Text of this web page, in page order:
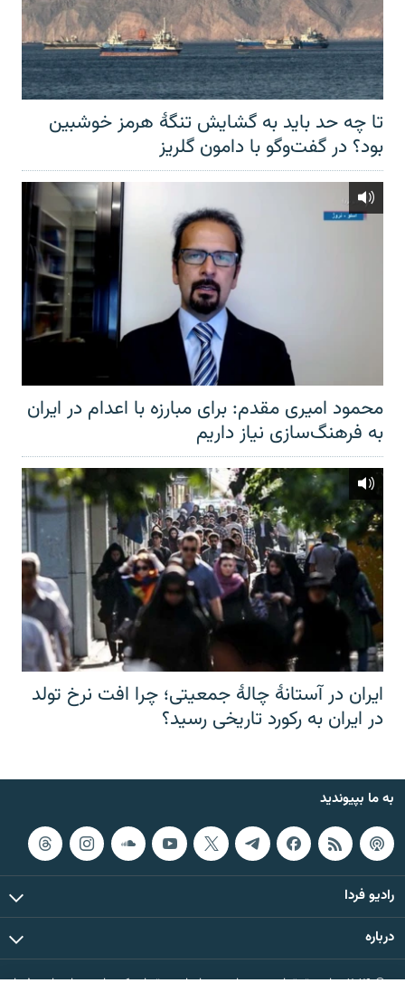
تا چه حد باید به گشایش تنگهٔ هرمز خوشبین
بود؟ در گفت‌وگو با دامون گلریز
محمود امیری مقدم: برای مبارزه با اعدام در ایران
به فرهنگ‌سازی نیاز داریم
ایران در آستانهٔ چالهٔ جمعیتی؛ چرا افت نرخ تولد
در ایران به رکورد تاریخی رسید؟
به ما بپیوندید
رادیو فردا
درباره